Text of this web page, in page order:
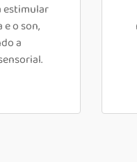
estimular
o son,
a